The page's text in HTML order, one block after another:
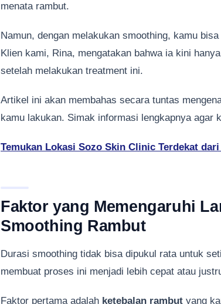
menata rambut.
Namun, dengan melakukan smoothing, kamu
Klien kami, Rina, mengatakan bahwa ia kini
setelah melakukan treatment ini.
Artikel ini akan membahas secara tuntas
kamu lakukan. Simak informasi lengkapnya agar
Temukan Lokasi Sozo Skin Clinic Terdekat
Faktor yang Memengaruhi
Smoothing Rambut
Durasi smoothing tidak bisa dipukul rata untuk
membuat proses ini menjadi lebih cepat atau
Faktor pertama adalah ketebalan rambut yang